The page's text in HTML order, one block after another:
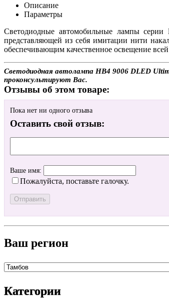
Описание
Параметры
Светодиодные автомобильные лампы серии
представляющей из себя имитации нити
обеспечивающим качественное освещение
Светодиодная автолампа HB4 9006 DLED
проконсультируют Вас.
Отзывы об этом товаре:
Пока нет ни одного отзыва
Оставить свой отзыв:
Ваше имя:
Пожалуйста, поставьте галочку.
Ваш регион
Категории